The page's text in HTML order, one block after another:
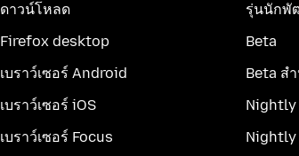
ดาวน์โหลด
Firefox desktop
เบราว์เซอร์ Android
เบราว์เซอร์ iOS
เบราว์เซอร์ Focus
รุ่นนักพั
Beta
Beta ส
Nightly
Nightly